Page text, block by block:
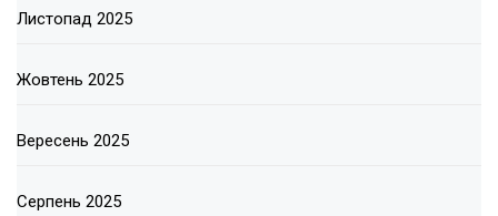
Листопад 2025
Жовтень 2025
Вересень 2025
Серпень 2025